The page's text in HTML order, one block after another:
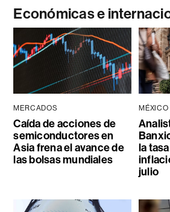
Económicas e
MERCADOS
Caída de acciones de
semiconductores en
Asia frena el avance de
las bolsas mundiales
MÉXICO
la
julio